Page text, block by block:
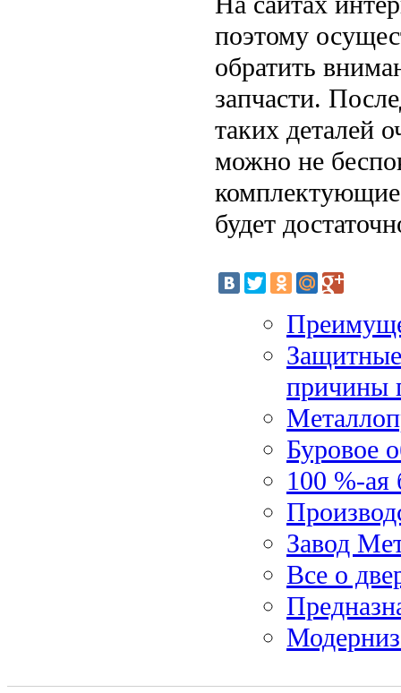
поэтому
обратить
запчасти.
таких деталей
можно не
комплектующие
будет
причины
Буровое
100 %-ая
Завод
Все о